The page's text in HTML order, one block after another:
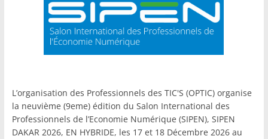
L’organisation des Professionnels des TIC'S (OPTIC) organise
la neuvième (9eme) édition du Salon International des
Professionnels de l’Economie Numérique (SIPEN), SIPEN
DAKAR 2026, EN HYBRIDE, les 17 et 18 Décembre 2026 au